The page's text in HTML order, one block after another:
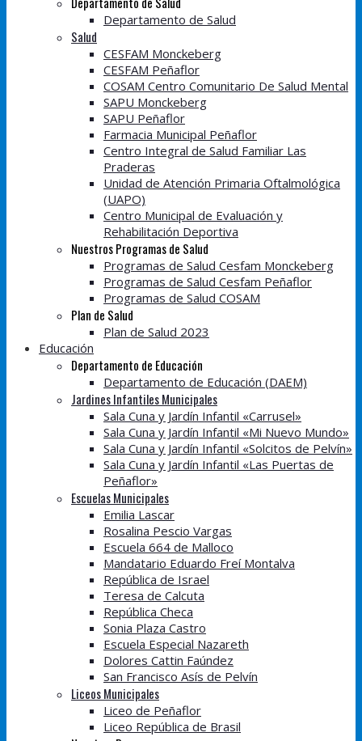
Departamento de Salud
Salud
CESFAM Monckeberg
CESFAM Peñaflor
COSAM Centro Comunitario De Salud Mental
SAPU Monckeberg
SAPU Peñaflor
Farmacia Municipal Peñaflor
Centro Integral de Salud Familiar Las
Praderas
Unidad de Atención Primaria Oftalmológica
(UAPO)
Centro Municipal de Evaluación y
Rehabilitación Deportiva
Nuestros Programas de Salud
Programas de Salud Cesfam Monckeberg
Programas de Salud Cesfam Peñaflor
Programas de Salud COSAM
Plan de Salud
Plan de Salud 2023
Educación
Departamento de Educación
Departamento de Educación (DAEM)
Jardines Infantiles Municipales
Sala Cuna y Jardín Infantil «Carrusel»
Sala Cuna y Jardín Infantil «Mi Nuevo Mundo»
Sala Cuna y Jardín Infantil «Solcitos de Pelvín»
Sala Cuna y Jardín Infantil «Las Puertas de
Peñaflor»
Escuelas Municipales
Emilia Lascar
Rosalina Pescio Vargas
Escuela 664 de Malloco
Mandatario Eduardo Freí Montalva
República de Israel
Teresa de Calcuta
República Checa
Sonia Plaza Castro
Escuela Especial Nazareth
Dolores Cattin Faúndez
San Francisco Asís de Pelvín
Liceos Municipales
Liceo de Peñaflor
Liceo República de Brasil